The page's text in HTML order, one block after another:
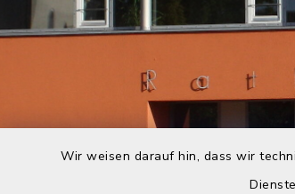
Wir weisen darauf hin, dass wir